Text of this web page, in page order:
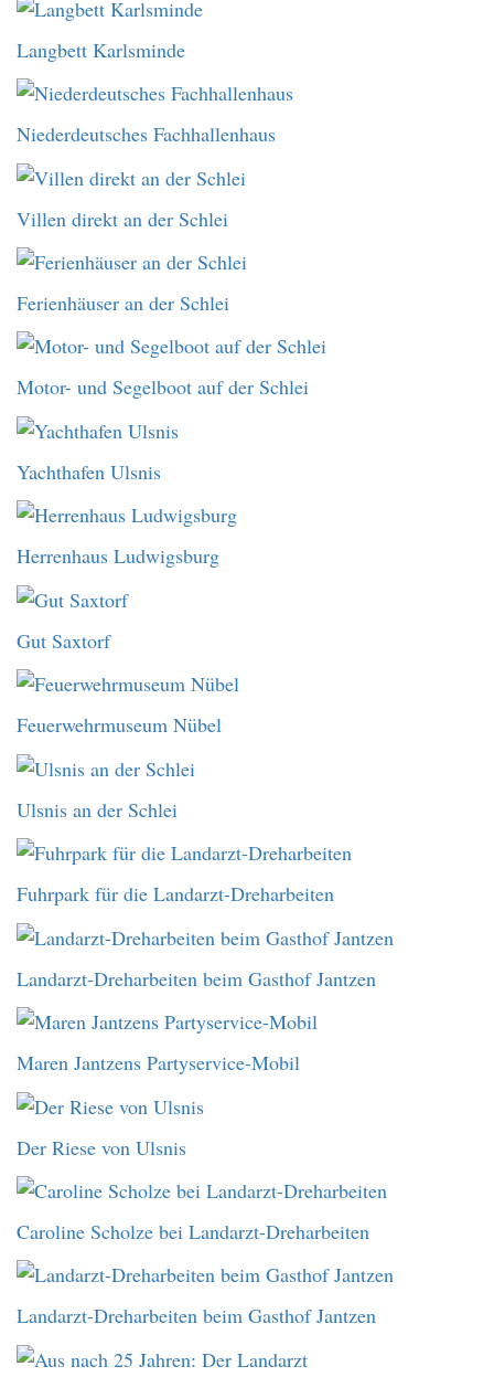
Langbett Karlsminde
Niederdeutsches Fachhallenhaus
Villen direkt an der Schlei
Ferienhäuser an der Schlei
Motor- und Segelboot auf der Schlei
Yachthafen Ulsnis
Herrenhaus Ludwigsburg
Gut Saxtorf
Feuerwehrmuseum Nübel
Ulsnis an der Schlei
Fuhrpark für die Landarzt-Dreharbeiten
Landarzt-Dreharbeiten beim Gasthof Jantzen
Maren Jantzens Partyservice-Mobil
Der Riese von Ulsnis
Caroline Scholze bei Landarzt-Dreharbeiten
Landarzt-Dreharbeiten beim Gasthof Jantzen